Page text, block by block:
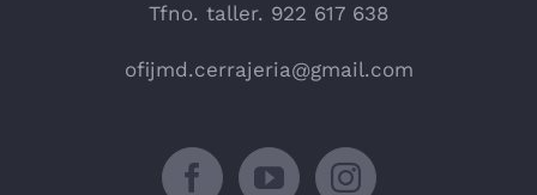
Tfno. taller. 922 617 638
ofijmd.cerrajeria@gmail.com